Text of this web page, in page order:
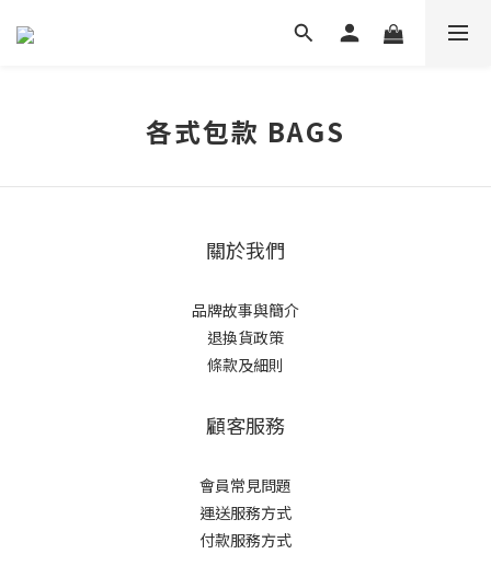
各式包款 BAGS
關於我們
品牌故事與簡介
退換貨政策
條款及細則
顧客服務
會員常見問題
運送服務方式
付款服務方式